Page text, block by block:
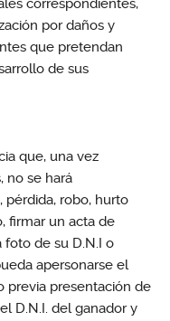
correspondientes,
por daños y
que pretendan
de sus
que, una vez
no se hará
pérdida, robo, hurto
firmar un acta de
de su D.N.I o
apersonarse el
previa presentación de
D.N.I. del ganador y